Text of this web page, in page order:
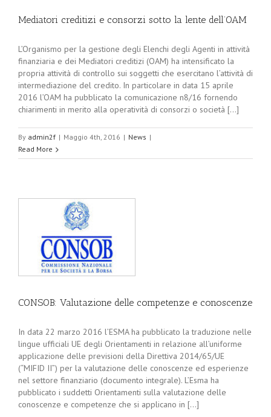
Mediatori creditizi e consorzi sotto la lente dell’OAM
L’Organismo per la gestione degli Elenchi degli Agenti in attività
finanziaria e dei Mediatori creditizi (OAM) ha intensificato la
propria attività di controllo sui soggetti che esercitano l’attività di
intermediazione del credito. In particolare in data 15 aprile
2016 l’OAM ha pubblicato la comunicazione n8/16 fornendo
chiarimenti in merito alla operatività di consorzi o società [...]
By admin2f | Maggio 4th, 2016 | News |
Read More
CONSOB: Valutazione delle competenze e conoscenze
In data 22 marzo 2016 l’ESMA ha pubblicato la traduzione nelle
lingue ufficiali UE degli Orientamenti in relazione all’uniforme
applicazione delle previsioni della Direttiva 2014/65/UE
(“MIFID II”) per la valutazione delle conoscenze ed esperienze
nel settore finanziario (documento integrale). L’Esma ha
pubblicato i suddetti Orientamenti sulla valutazione delle
conoscenze e competenze che si applicano in [...]